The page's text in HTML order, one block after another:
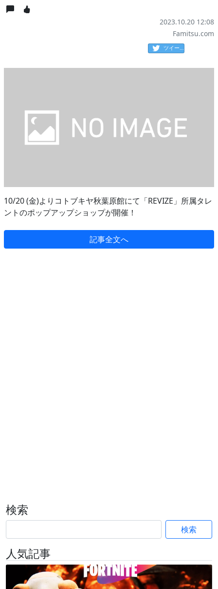
2023.10.20 12:08
Famitsu.com
ツイート
10/20 (金)よりコトブキヤ秋葉原館にて「REVIZE」所属タレ
ントのポップアップショップが開催！
記事全文へ
検索
検索
人気記事